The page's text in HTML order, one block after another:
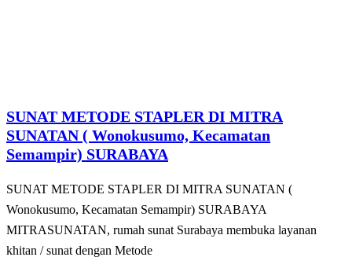
SUNAT METODE STAPLER DI MITRA
SUNATAN ( Wonokusumo, Kecamatan
Semampir) SURABAYA
SUNAT METODE STAPLER DI MITRA SUNATAN (
Wonokusumo, Kecamatan Semampir) SURABAYA
MITRASUNATAN, rumah sunat Surabaya membuka layanan
khitan / sunat dengan Metode